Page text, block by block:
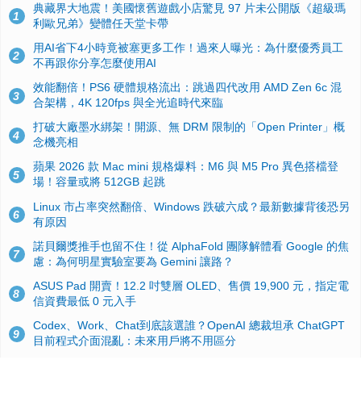
1
典藏界大地震！美國懷舊遊戲小店驚見 97 片未公開版《超級瑪
利歐兄弟》變體任天堂卡帶
2
用AI省下4小時竟被塞更多工作！過來人曝光：為什麼優秀員工
不再跟你分享怎麼使用AI
3
效能翻倍！PS6 硬體規格流出：跳過四代改用 AMD Zen 6c 混
合架構，4K 120fps 與全光追時代來臨
4
打破大廠墨水綁架！開源、無 DRM 限制的「Open Printer」概
念機亮相
5
蘋果 2026 款 Mac mini 規格爆料：M6 與 M5 Pro 異色搭檔登
場！容量或將 512GB 起跳
6
Linux 市占率突然翻倍、Windows 跌破六成？最新數據背後恐另
有原因
7
諾貝爾獎推手也留不住！從 AlphaFold 團隊解體看 Google 的焦
慮：為何明星實驗室要為 Gemini 讓路？
8
ASUS Pad 開賣！12.2 吋雙層 OLED、售價 19,900 元，指定電
信資費最低 0 元入手
9
Codex、Work、Chat到底該選誰？OpenAI 總裁坦承 ChatGPT
目前程式介面混亂：未來用戶將不用區分